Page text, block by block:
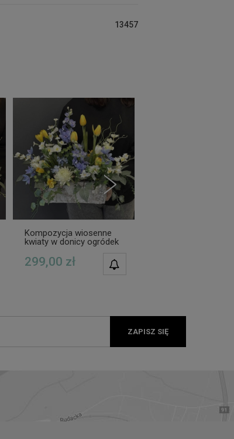
13457
POWIADOM O
DOSTĘPNOŚCI
Kompozycja wiosenne
kwiaty w donicy ogródek
299,00 zł
ZAPISZ SIĘ